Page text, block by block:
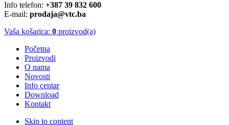
Info telefon: +387 39 832 600
E-mail: prodaja@vtc.ba
Vaša košarica: 0 proizvod(a)
Početna
Proizvodi
O nama
Novosti
Info centar
Download
Kontakt
Skip to content